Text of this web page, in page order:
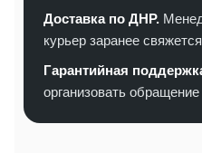
Доставка по ДНР.
курьер заранее
Гарантийная
организовать